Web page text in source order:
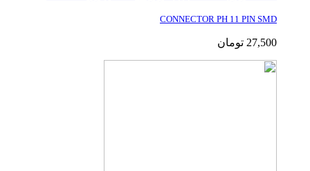
CONNECTOR PH 11 PIN SMD
27,500 تومان